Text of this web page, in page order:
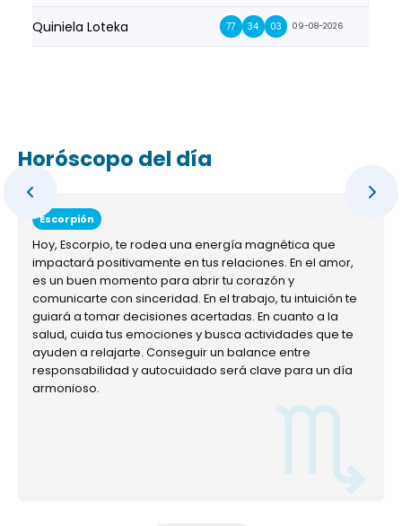
Quiniela Loteka 77 34 03 09-08-2026
Horóscopo del día
Escorpión
Hoy, Escorpio, te rodea una energía magnética que
impactará positivamente en tus relaciones. En el amor,
es un buen momento para abrir tu corazón y
comunicarte con sinceridad. En el trabajo, tu intuición te
guiará a tomar decisiones acertadas. En cuanto a la
salud, cuida tus emociones y busca actividades que te
ayuden a relajarte. Conseguir un balance entre
responsabilidad y autocuidado será clave para un día
armonioso.